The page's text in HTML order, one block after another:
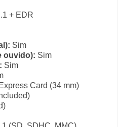
+ EDR
Sim
ouvido): Sim
Sim
Express Card (34 mm)